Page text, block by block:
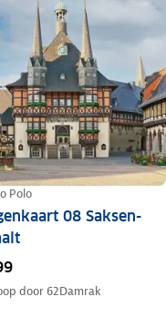
Polo
08 Saksen-
door 62Damrak